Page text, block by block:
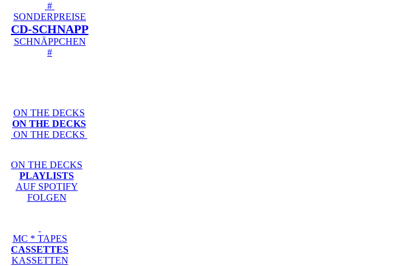
#
SONDERPREISE
CD-SCHNAPP
SCHNÄPPCHEN
#
ON THE DECKS
ON THE DECKS
ON THE DECKS
ON THE DECKS
PLAYLISTS
AUF SPOTIFY
FOLGEN
MC * TAPES
CASSETTES
KASSETTEN